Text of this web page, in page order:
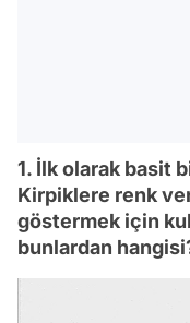
1. İlk olarak basit
Kirpiklere renk
göstermek için
bunlardan